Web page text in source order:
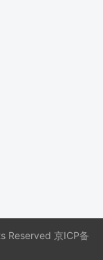
Reserved 京ICP备